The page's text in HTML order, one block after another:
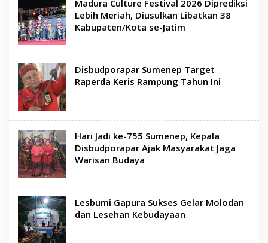
Madura Culture Festival 2026 Diprediksi
Lebih Meriah, Diusulkan Libatkan 38
Kabupaten/Kota se-Jatim
Disbudporapar Sumenep Target
Raperda Keris Rampung Tahun Ini
Hari Jadi ke-755 Sumenep, Kepala
Disbudporapar Ajak Masyarakat Jaga
Warisan Budaya
Lesbumi Gapura Sukses Gelar Molodan
dan Lesehan Kebudayaan